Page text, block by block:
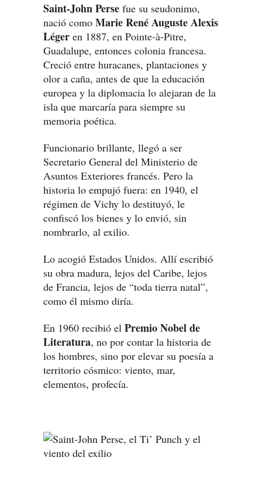
Saint-John Perse fue su seudonimo,
nació como Marie René Auguste Alexis
Léger en 1887, en Pointe-à-Pitre,
Guadalupe, entonces colonia francesa.
Creció entre huracanes, plantaciones y
olor a caña, antes de que la educación
europea y la diplomacia lo alejaran de la
isla que marcaría para siempre su
memoria poética.
Funcionario brillante, llegó a ser
Secretario General del Ministerio de
Asuntos Exteriores francés. Pero la
historia lo empujó fuera: en 1940, el
régimen de Vichy lo destituyó, le
confiscó los bienes y lo envió, sin
nombrarlo, al exilio.
Lo acogió Estados Unidos. Allí escribió
su obra madura, lejos del Caribe, lejos
de Francia, lejos de “toda tierra natal”,
como él mismo diría.
En 1960 recibió el Premio Nobel de
Literatura, no por contar la historia de
los hombres, sino por elevar su poesía a
territorio cósmico: viento, mar,
elementos, profecía.